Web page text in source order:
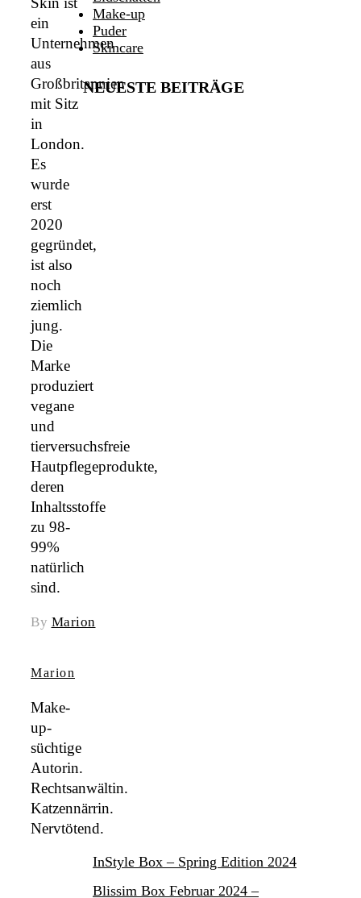
ein
Unternehmen
aus
Großbritannien
mit Sitz
in
London.
Es
wurde
erst
2020
gegründet,
ist also
noch
ziemlich
jung.
Die
Marke
produziert
vegane
und
tierversuchsfreie
Hautpflegeprodukte,
deren
Inhaltsstoffe
zu 98-
99%
natürlich
sind.
By Marion
Marion
Make-
up-
süchtige
Autorin.
Rechtsanwältin.
Katzennärrin.
Nervtötend.
Make-up
Puder
Skincare
NEUESTE BEITRÄGE
InStyle Box – Spring Edition 2024
Blissim Box Februar 2024 –